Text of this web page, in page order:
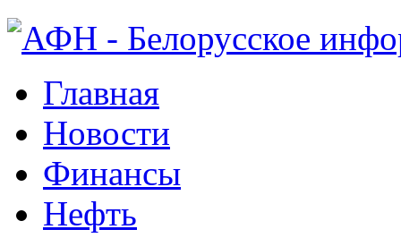
Главная
Новости
Финансы
Нефть